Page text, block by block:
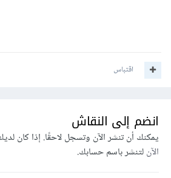
اقتباس
انضم إلى النقاش
يمكنك أن تنشر الآن وتسجل لاحقًا. إذا كان
الآنلتنشر باسم حسابك.